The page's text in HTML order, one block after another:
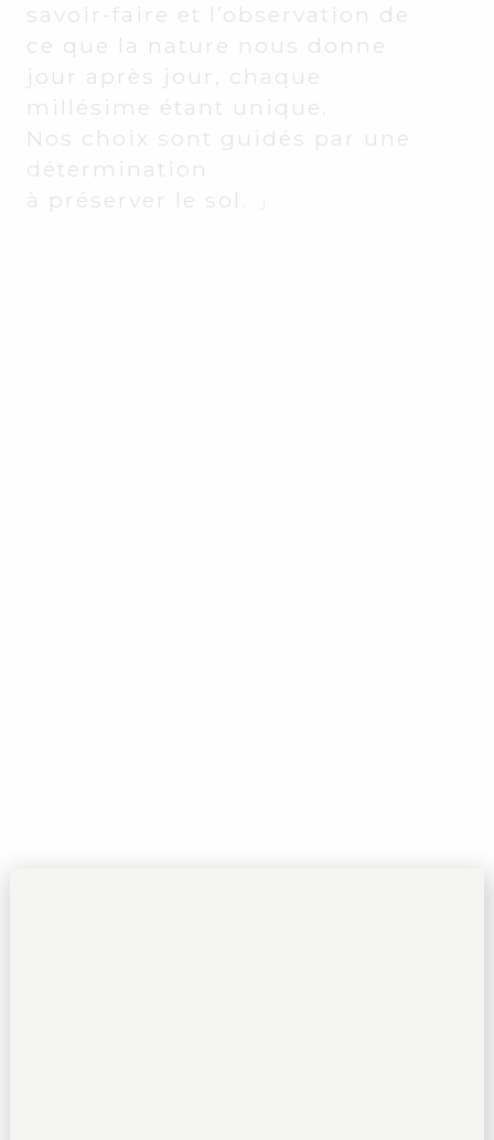
savoir-faire et l’observation de
ce que la nature nous donne
jour après jour, chaque
millésime étant unique.
Nos choix sont guidés par une
détermination
à préserver le sol.